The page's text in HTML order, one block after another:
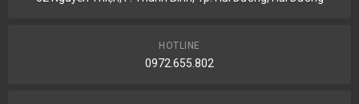
HOTLINE
0972.655.802